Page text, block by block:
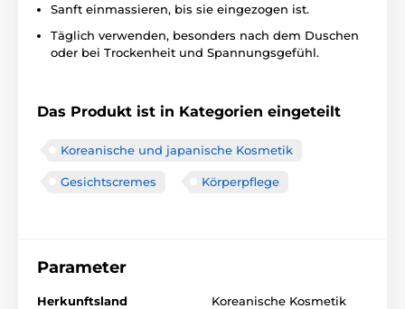
Sanft einmassieren, bis sie eingezogen ist.
Täglich verwenden, besonders nach dem Duschen
oder bei Trockenheit und Spannungsgefühl.
Das Produkt ist in Kategorien eingeteilt
Koreanische und japanische Kosmetik
Gesichtscremes Körperpflege
Parameter
Herkunftsland Koreanische Kosmetik